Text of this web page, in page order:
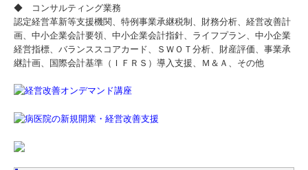
◆ コンサルティング業務
認定経営革新等支援機関、特例事業承継税制、財務分析、経営改善計
画、中小企業会計要領、中小企業会計指針、ライフプラン、中小企業
経営指標、バランススコアカード、ＳＷＯＴ分析、財産評価、事業承
継計画、国際会計基準（ＩＦＲＳ）導入支援、Ｍ＆Ａ、その他